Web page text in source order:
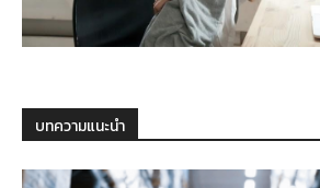
บทความแนะนำ